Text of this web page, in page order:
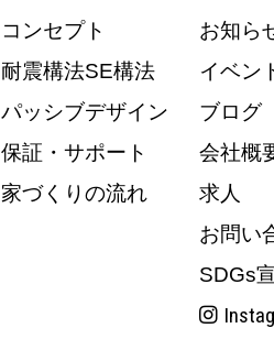
コンセプト
耐震構法SE構法
パッシブデザイン
保証・サポート
家づくりの流れ
お知ら
イベン
ブログ
会社概
求人
お問い
SDGs